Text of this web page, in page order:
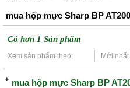
mua hộp mực Sharp BP
Có hơn 1 Sản phẩm
Xem sản phẩm theo: Mới nhất
mua hộp mực Sharp BP